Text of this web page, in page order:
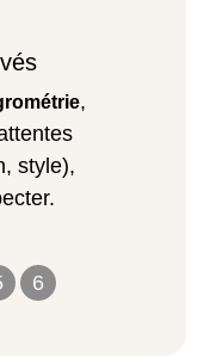
6
,
style),